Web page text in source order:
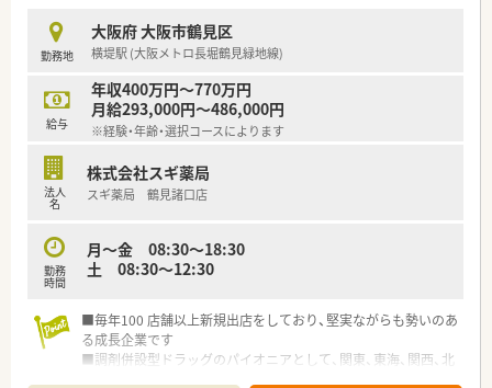
があるのも特徴です
勤務地
大阪府 大阪市鶴見区
横堤駅 (大阪メトロ長堀鶴見緑地線)
給与
年収400万円～770万円
月給293,000円～486,000円
※経験・年齢・選択コースによります
法人
名
株式会社スギ薬局
スギ薬局 鶴見諸口店
勤務
時間
月～金 08:30〜18:30
土 08:30〜12:30
■毎年100 店舗以上新規出店をしており、堅実ながらも勢いのあ
る成長企業です
■調剤併設型ドラッグのパイオニアとして、関東、東海、関西、北